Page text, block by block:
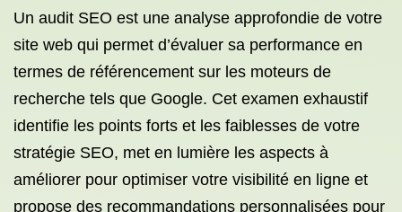
Un audit SEO est une analyse approfondie de votre
site web qui permet d’évaluer sa performance en
termes de référencement sur les moteurs de
recherche tels que Google. Cet examen exhaustif
identifie les points forts et les faiblesses de votre
stratégie SEO, met en lumière les aspects à
améliorer pour optimiser votre visibilité en ligne et
propose des recommandations personnalisées pour